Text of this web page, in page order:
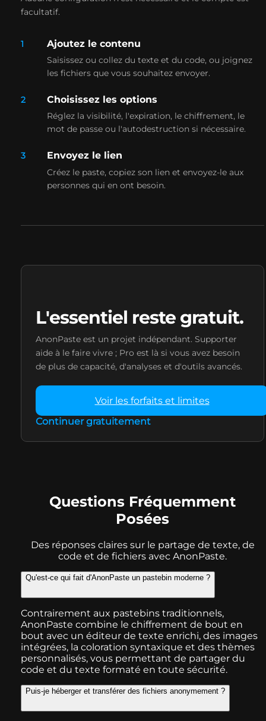
facultatif.
1 Ajoutez le contenu
Saisissez ou collez du texte et du code, ou joignez
les fichiers que vous souhaitez envoyer.
2 Choisissez les options
Réglez la visibilité, l'expiration, le chiffrement, le
mot de passe ou l'autodestruction si nécessaire.
3 Envoyez le lien
Créez le paste, copiez son lien et envoyez-le aux
personnes qui en ont besoin.
L'essentiel reste gratuit.
AnonPaste est un projet indépendant. Supporter
aide à le faire vivre ; Pro est là si vous avez besoin
de plus de capacité, d'analyses et d'outils avancés.
Voir les forfaits et limites
Continuer gratuitement
Questions Fréquemment
Posées
Des réponses claires sur le partage de texte, de
code et de fichiers avec AnonPaste.
Qu'est-ce qui fait d'AnonPaste un pastebin moderne ?
Contrairement aux pastebins traditionnels,
AnonPaste combine le chiffrement de bout en
bout avec un éditeur de texte enrichi, des images
intégrées, la coloration syntaxique et des thèmes
personnalisés, vous permettant de partager du
code et du texte formaté en toute sécurité.
Puis-je héberger et transférer des fichiers anonymement ?